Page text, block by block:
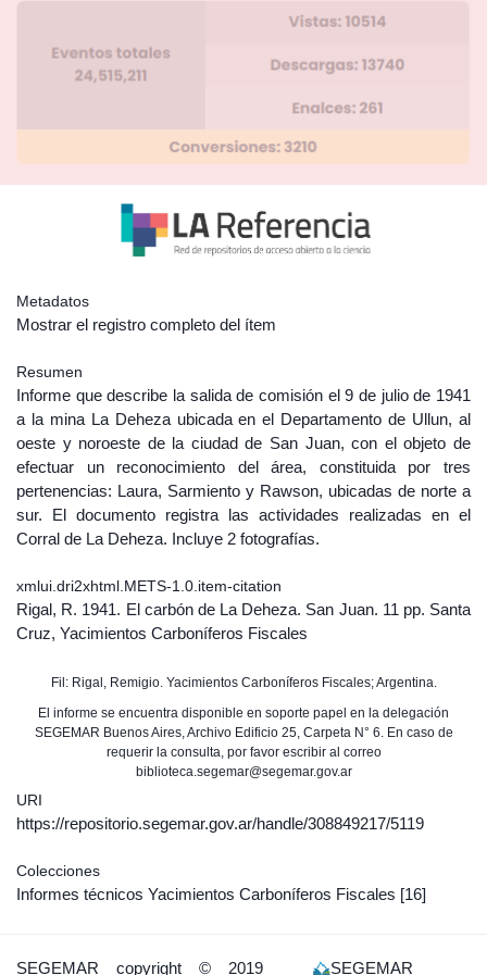
Metadatos
Mostrar el registro completo del ítem
Resumen
Informe que describe la salida de comisión el 9 de julio de 1941
a la mina La Deheza ubicada en el Departamento de Ullun, al
oeste y noroeste de la ciudad de San Juan, con el objeto de
efectuar un reconocimiento del área, constituida por tres
pertenencias: Laura, Sarmiento y Rawson, ubicadas de norte a
sur. El documento registra las actividades realizadas en el
Corral de La Deheza. Incluye 2 fotografías.
xmlui.dri2xhtml.METS-1.0.item-citation
Rigal, R. 1941. El carbón de La Deheza. San Juan. 11 pp. Santa
Cruz, Yacimientos Carboníferos Fiscales
Fil: Rigal, Remigio. Yacimientos Carboníferos Fiscales; Argentina.
El informe se encuentra disponible en soporte papel en la delegación
SEGEMAR Buenos Aires, Archivo Edificio 25, Carpeta N° 6. En caso de
requerir la consulta, por favor escribir al correo
biblioteca.segemar@segemar.gov.ar
URI
https://repositorio.segemar.gov.ar/handle/308849217/5119
Colecciones
Informes técnicos Yacimientos Carboníferos Fiscales [16]
SEGEMAR copyright © 2019 SEGEMAR